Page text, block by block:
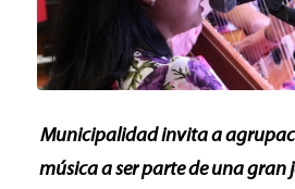
Municipalidad invita a
música a ser parte de una